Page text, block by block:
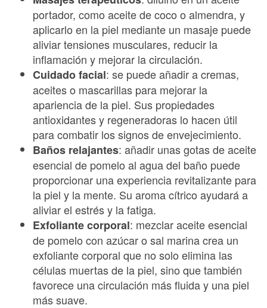
portador, como aceite de coco o almendra, y
aplicarlo en la piel mediante un masaje puede
aliviar tensiones musculares, reducir la
inflamación y mejorar la circulación.
Cuidado facial: se puede añadir a cremas,
aceites o mascarillas para mejorar la
apariencia de la piel. Sus propiedades
antioxidantes y regeneradoras lo hacen útil
para combatir los signos de envejecimiento.
Baños relajantes: añadir unas gotas de aceite
esencial de pomelo al agua del baño puede
proporcionar una experiencia revitalizante para
la piel y la mente. Su aroma cítrico ayudará a
aliviar el estrés y la fatiga.
Exfoliante corporal: mezclar aceite esencial
de pomelo con azúcar o sal marina crea un
exfoliante corporal que no solo elimina las
células muertas de la piel, sino que también
favorece una circulación más fluida y una piel
más suave.